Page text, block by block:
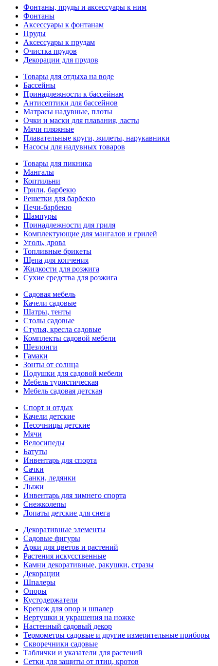
Фонтаны, пруды и аксессуары к ним
Фонтаны
Аксессуары к фонтанам
Пруды
Аксессуары к прудам
Очистка прудов
Декорации для прудов
Товары для отдыха на воде
Бассейны
Принадлежности к бассейнам
Антисептики для бассейнов
Матраcы надувные, плоты
Очки и маски для плавания, ласты
Мячи пляжные
Плавательные круги, жилеты, нарукавники
Насосы для надувных товаров
Товары для пикника
Мангалы
Коптильни
Грили, барбекю
Решетки для барбекю
Печи-барбекю
Шампуры
Принадлежности для гриля
Комплектующие для мангалов и грилей
Уголь, дрова
Топливные брикеты
Щепа для копчения
Жидкости для розжига
Сухие средства для розжига
Садовая мебель
Качели садовые
Шатры, тенты
Столы садовые
Стулья, кресла садовые
Комплекты садовой мебели
Шезлонги
Гамаки
Зонты от солнца
Подушки для садовой мебели
Мебель туристическая
Мебель садовая детская
Спорт и отдых
Качели детские
Песочницы детские
Мячи
Велосипеды
Батуты
Инвентарь для спорта
Сачки
Санки, ледянки
Лыжи
Инвентарь для зимнего спорта
Снежколепы
Лопаты детские для снега
Декоративные элементы
Садовые фигуры
Арки для цветов и растений
Растения искусственные
Камни декоративные, ракушки, стразы
Декорации
Шпалеры
Опоры
Кустодержатели
Крепеж для опор и шпалер
Вертушки и украшения на ножке
Настенный садовый декор
Термометры садовые и другие измерительные приборы
Скворечники садовые
Таблички и указатели для растений
Сетки для защиты от птиц, кротов